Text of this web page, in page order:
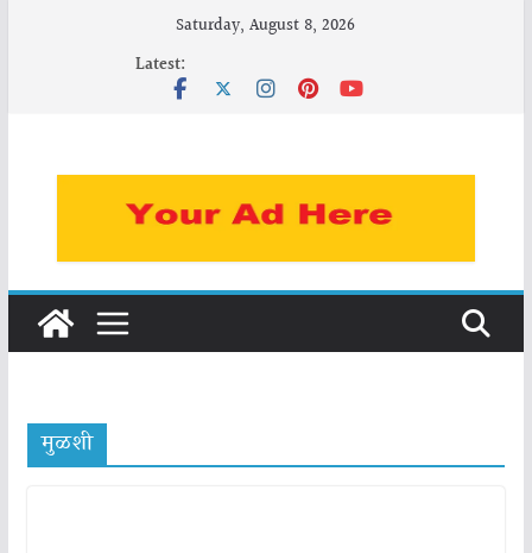
Saturday, August 8, 2026
Latest:
मुळशी